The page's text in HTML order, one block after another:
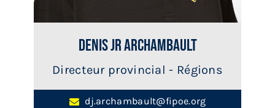
Denis jr Archambault
Directeur provincial - Régions
dj.archambault@fipoe.org